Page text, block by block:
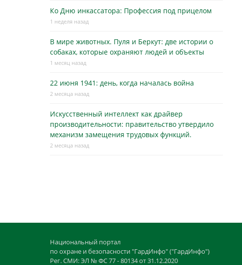
Ко Дню инкассатора: Профессия под прицелом
1 неделя назад
В мире животных. Пуля и Беркут: две истории о
собаках, которые охраняют людей и объекты
1 месяц назад
22 июня 1941: день, когда началась война
2 месяца назад
Искусственный интеллект как драйвер
производительности: правительство утвердило
механизм замещения трудовых функций.
2 месяца назад
Национальный портал
по охране и безопасности "ГардИнфо" ("ГардИнфо")
Рег. СМИ: ЭЛ № ФС 77 - 80134 от 31.12.2020